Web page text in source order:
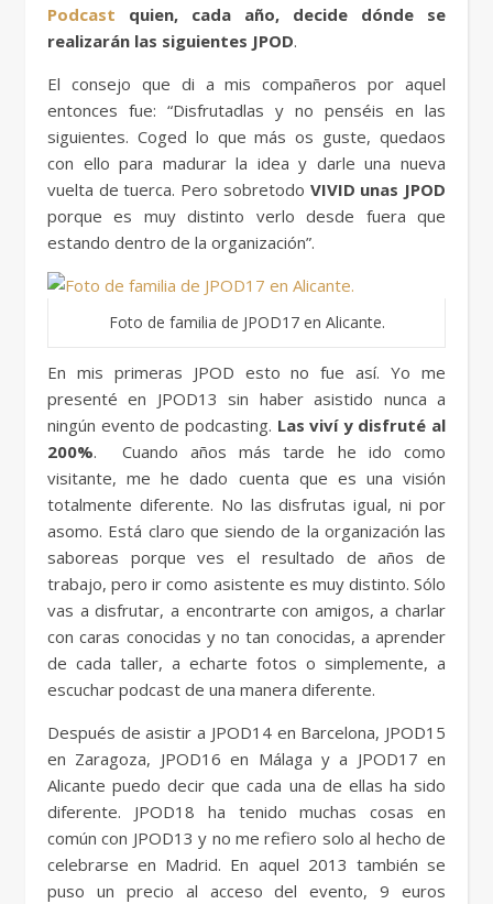
Podcast quien, cada año, decide dónde se
realizarán las siguientes JPOD.
El consejo que di a mis compañeros por aquel
entonces fue: “Disfrutadlas y no penséis en las
siguientes. Coged lo que más os guste, quedaos
con ello para madurar la idea y darle una nueva
vuelta de tuerca. Pero sobretodo VIVID unas JPOD
porque es muy distinto verlo desde fuera que
estando dentro de la organización”.
Foto de familia de JPOD17 en Alicante.
En mis primeras JPOD esto no fue así. Yo me
presenté en JPOD13 sin haber asistido nunca a
ningún evento de podcasting. Las viví y disfruté al
200%. Cuando años más tarde he ido como
visitante, me he dado cuenta que es una visión
totalmente diferente. No las disfrutas igual, ni por
asomo. Está claro que siendo de la organización las
saboreas porque ves el resultado de años de
trabajo, pero ir como asistente es muy distinto. Sólo
vas a disfrutar, a encontrarte con amigos, a charlar
con caras conocidas y no tan conocidas, a aprender
de cada taller, a echarte fotos o simplemente, a
escuchar podcast de una manera diferente.
Después de asistir a JPOD14 en Barcelona, JPOD15
en Zaragoza, JPOD16 en Málaga y a JPOD17 en
Alicante puedo decir que cada una de ellas ha sido
diferente. JPOD18 ha tenido muchas cosas en
común con JPOD13 y no me refiero solo al hecho de
celebrarse en Madrid. En aquel 2013 también se
puso un precio al acceso del evento, 9 euros